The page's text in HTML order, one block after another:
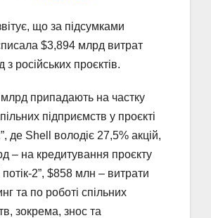
що за підсумками
$3,894 млрд витрат
з російських проєктів.
припадають на частку
підприємств у проєкті
де Shell володіє 27,5% акцій,
– на кредитування проєкту
потік-2”, $858 млн – витрати
та по роботі спільних
зокрема, знос та